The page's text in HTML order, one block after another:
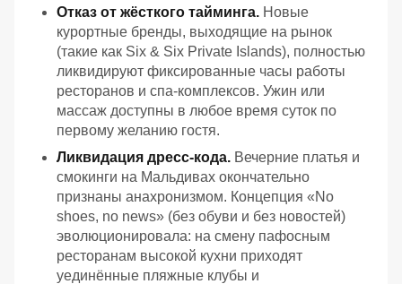
Отказ от жёсткого тайминга. Новые
курортные бренды, выходящие на рынок
(такие как Six & Six Private Islands), полностью
ликвидируют фиксированные часы работы
ресторанов и спа-комплексов. Ужин или
массаж доступны в любое время суток по
первому желанию гостя.
Ликвидация дресс-кода. Вечерние платья и
смокинги на Мальдивах окончательно
признаны анахронизмом. Концепция «No
shoes, no news» (без обуви и без новостей)
эволюционировала: на смену пафосным
ресторанам высокой кухни приходят
уединённые пляжные клубы и